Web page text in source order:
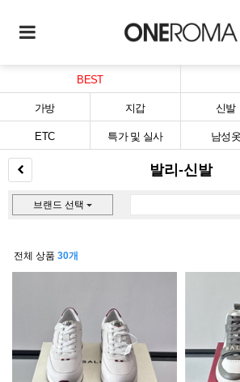
BEST
가방 지갑 신발
ETC 특가 및 실사 남성옷
발리-신발
브랜드 선택
전체 상품 30개